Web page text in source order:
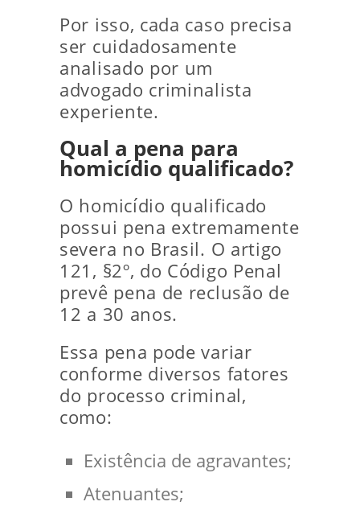
Por isso, cada caso precisa
ser cuidadosamente
analisado por um
advogado criminalista
experiente.
Qual a pena para
homicídio qualificado?
O homicídio qualificado
possui pena extremamente
severa no Brasil. O artigo
121, §2º, do Código Penal
prevê pena de reclusão de
12 a 30 anos.
Essa pena pode variar
conforme diversos fatores
do processo criminal,
como:
Existência de agravantes;
Atenuantes;